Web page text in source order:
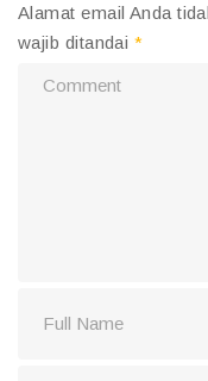
Alamat email Anda
wajib ditandai *